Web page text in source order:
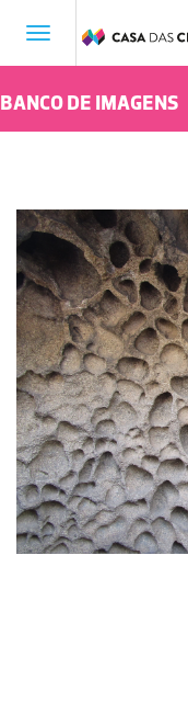
Toggle
BANCO DE IMAGENS